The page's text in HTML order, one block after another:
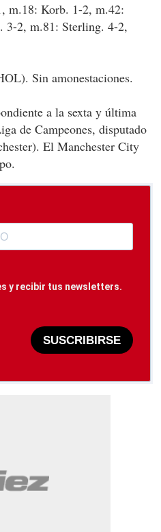
m.18: Korb. 1-2, m.42:
3-2, m.81: Sterling. 4-2,
Sin amonestaciones.
a la sexta y última
de Campeones, disputado
El Manchester City
y recibir tus newsletters.
SUSCRIBIRSE